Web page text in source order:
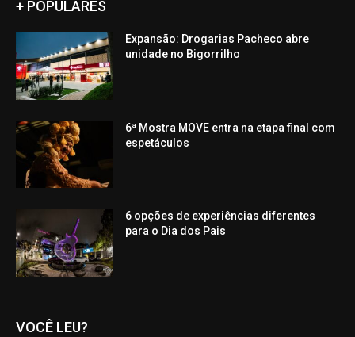
+ POPULARES
Expansão: Drogarias Pacheco abre
unidade no Bigorrilho
6ª Mostra MOVE entra na etapa final com
espetáculos
6 opções de experiências diferentes
para o Dia dos Pais
VOCÊ LEU?